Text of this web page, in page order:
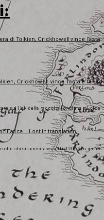
di Tolkien, Crickhowell vince l’asta
Crickhowell vince l’asta e fa un
sul link della raccolta fondi ma mi dice
Fatica… Lost in translation
che chi si lamenta aspetti il 2043 (o giù di